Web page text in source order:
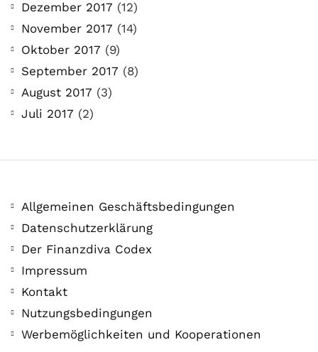
Dezember 2017 (12)
November 2017 (14)
Oktober 2017 (9)
September 2017 (8)
August 2017 (3)
Juli 2017 (2)
Allgemeinen Geschäftsbedingungen
Datenschutzerklärung
Der Finanzdiva Codex
Impressum
Kontakt
Nutzungsbedingungen
Werbemöglichkeiten und Kooperationen